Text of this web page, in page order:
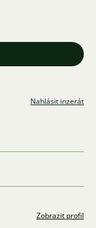
Nahlásit inzerát
Zobrazit profil